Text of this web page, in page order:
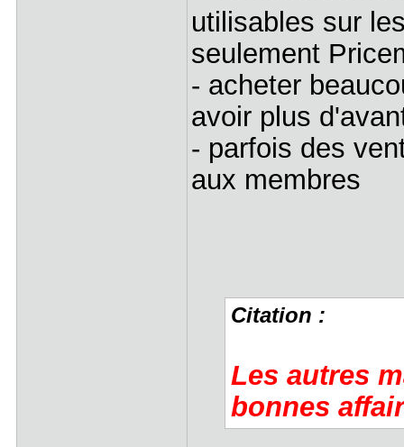
utilisables sur
seulement
- acheter
avoir plus
- parfois des
aux membres
Citation :
Les autres
bonnes